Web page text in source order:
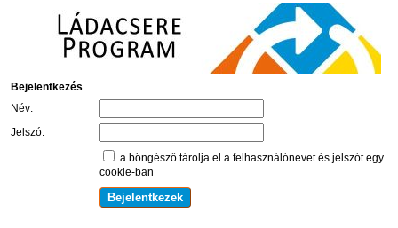
Bejelentkezés
Név:
Jelszó:
a böngésző tárolja el a felhasználónevet és jelszót egy
cookie-ban